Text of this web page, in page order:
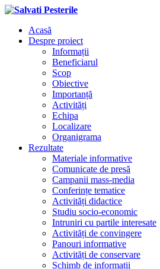
Acasă
Despre proiect
Informații
Beneficiarul
Scop
Obiective
Importanță
Activități
Echipa
Localizare
Organigrama
Rezultate
Materiale informative
Comunicate de presă
Campanii mass-media
Conferințe tematice
Activități didactice
Studiu socio-economic
Intruniri cu partile interesate
Activități de convingere
Panouri informative
Activități de conservare
Schimb de informații